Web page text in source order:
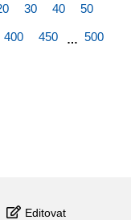
30 40 50
400 450 … 500
Editovat